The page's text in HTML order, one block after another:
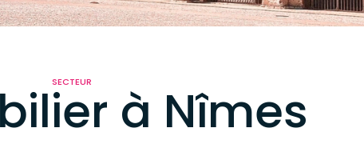
SECTEUR à Nîmes